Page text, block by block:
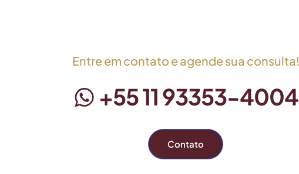
Entre em contato e agende sua consulta!
+55 11 93353-4004
Contato